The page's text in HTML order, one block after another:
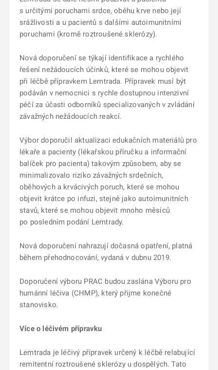
s určitými poruchami srdce, oběhu krve nebo její
srážlivosti a u pacientů s dalšími autoimunitními
poruchami (kromě roztroušené sklerózy).
Nová doporučení se týkají identifikace a rychlého
řešení nežádoucích účinků, které se mohou objevit
při léčbě přípravkem Lemtrada. Přípravek musí být
podáván v nemocnici s rychle dostupnou intenzivní
péčí za účasti odborníků specializovaných v zvládání
závažných nežádoucích reakcí.
Výbor doporučil aktualizaci edukačních materiálů pro
lékaře a pacienty (lékařskou příručku a informační
balíček pro pacienta) takovým způsobem, aby se
minimalizovalo riziko závažných srdečních,
oběhových a krvácivých poruch, které se mohou
objevit krátce po infuzi, stejně jako autoimunitních
stavů, které se mohou objevit mnoho měsíců
po posledním podání Lemtrady.
Nová doporučení nahrazují dočasná opatření, platná
během přehodnocování, vydaná v dubnu 2019.
Doporučení výboru PRAC budou zaslána Výboru pro
humánní léčiva (CHMP), který přijme konečné
stanovisko.
Více o léčivém přípravku
Lemtrada je léčivý přípravek určený k léčbě relabující
remitentní roztroušené sklerózy u dospělých. Tato